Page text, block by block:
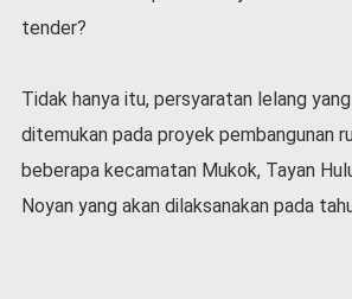
tender?
Tidak hanya itu, persyaratan lelang
ditemukan pada proyek pembangunan
beberapa kecamatan Mukok, Tayan
Noyan yang akan dilaksanakan pada